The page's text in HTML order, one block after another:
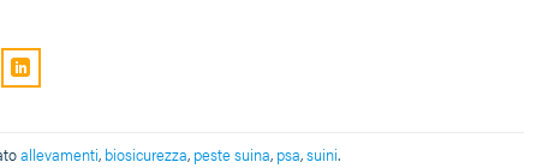
allevamenti, biosicurezza, peste suina, psa,suini.